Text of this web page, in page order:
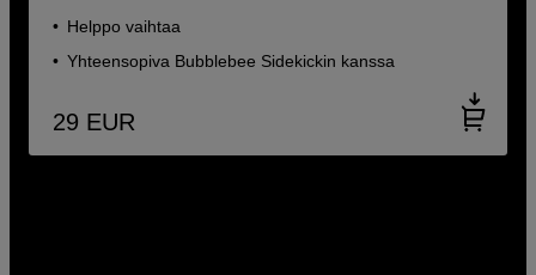
Helppo vaihtaa
Yhteensopiva Bubblebee Sidekickin kanssa
29 EUR